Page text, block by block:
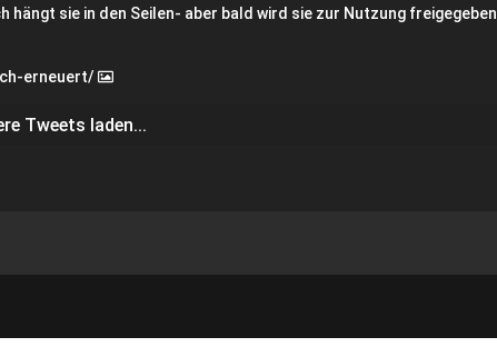
sie in den Seilen- aber bald wird sie zur Nutzung
erneuert/
Tweets laden...